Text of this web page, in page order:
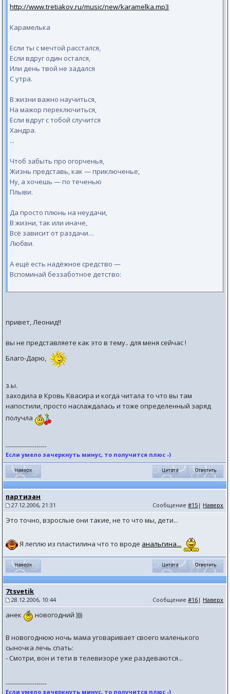
http://www.tretiakov.ru/music/new/karamelka.mp3
Карамелька
Если ты с мечтой расстался,
Если вдруг один остался,
Или день твой не задался
С утра.
В жизни важно научиться,
На мажор переключиться,
Если вдруг с тобой случится
Хандра.
...
Чтоб забыть про огорченья,
Жизнь представь, как — приключенье,
Ну, а хочешь — по теченью
Плыви.
Да просто плюнь на неудачи,
В жизни, так или иначе,
Всё зависит от раздачи…
Любви.
А ещё есть надёжное средство —
Вспоминай беззаботное детство:
привет, Леонид!!
вы не представляете как это в тему.. для меня сейчас !
Благо-Дарю,
з.ы.
заходила в Кровь Квасира и когда читала то что вы там
напостили, просто наслаждалась и тоже определенный заряд
получла
--------------------
Если умело зачеркнуть минус, то получится плюс -)
партизан
27.12.2006, 21:31 Сообщение#15 | Наверх
Это точно, взрослые они такие, не то что мы, дети...
Я леплю из пластилина что то вроде анальгина...
7tsvetik
28.12.2006, 10:44 Сообщение#16 | Наверх
анек новогодний ))))
В новогоднюю ночь мама уговаривает своего маленького
сыночка лечь спать:
- Смотри, вон и тети в телевизоре уже раздеваются...
--------------------
Если умело зачеркнуть минус, то получится плюс -)